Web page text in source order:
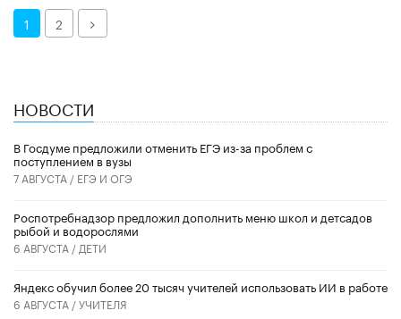
1 2 Далее
НОВОСТИ
В Госдуме предложили отменить ЕГЭ из-за проблем с
поступлением в вузы
7 АВГУСТА / ЕГЭ И ОГЭ
Роспотребнадзор предложил дополнить меню школ и детсадов
рыбой и водорослями
6 АВГУСТА / ДЕТИ
​Яндекс обучил более 20 тысяч учителей использовать ИИ в работе
6 АВГУСТА /УЧИТЕЛЯ